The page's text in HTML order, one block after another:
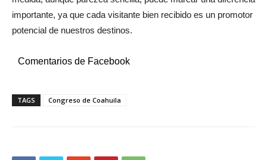
importante, ya que cada visitante bien recibido es un promotor
potencial de nuestros destinos.
Comentarios de Facebook
TAGS Congreso de Coahuila